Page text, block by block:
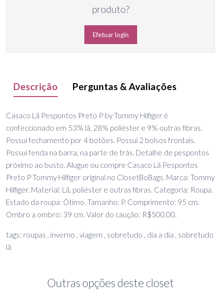
produto?
Efetuar login
Descrição Perguntas & Avaliações
Casaco Lã Pespontos Preto P by Tommy Hilfiger é
confeccionado em 53% lã, 28% poliéster e 9% outras fibras.
Possui fechamento por 4 botões. Possui 2 bolsos frontais.
Possui fenda na barra, na parte de trás. Detalhe de pespontos
próximo ao busto. Alugue ou compre Casaco Lã Pespontos
Preto P Tommy Hilfiger original no ClosetBoBags. Marca: Tommy
Hilfiger. Material: Lã, poliéster e outras fibras. Categoria: Roupa.
Estado da roupa: Ótimo. Tamanho: P. Comprimento: 95 cm.
Ombro a ombro: 39 cm. Valor do caução: R$500,00.
tags: roupas , inverno , viagem , sobretudo , dia a dia , sobretudo
lã
Outras opções deste closet